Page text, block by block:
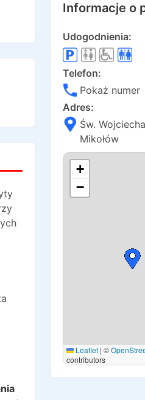
Informacje o
Udogodnienia:
Telefon:
Pokaż numer
Adres:
Św.
Mikołów
+
−
Leaflet | ©
contributors